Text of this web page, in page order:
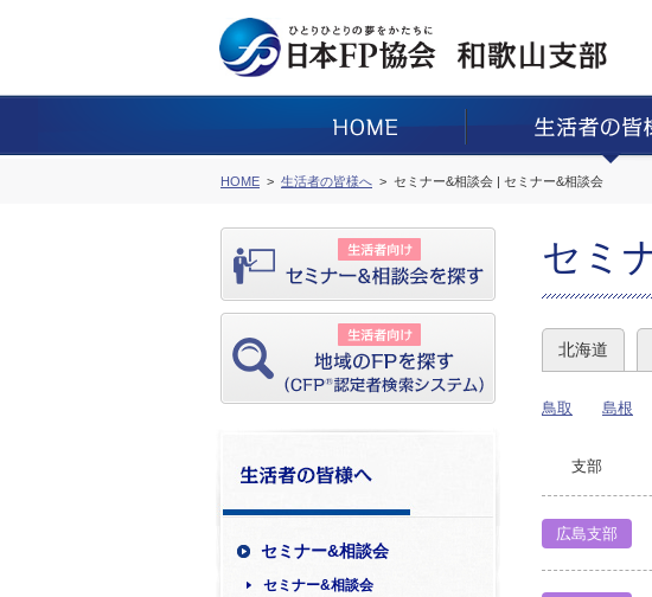
HOME 生活者の皆様へ セミナー&相談会 | セミナー&相談会
セミナー&相談会
セミナー&相談会
セミ
北海道
鳥取 島根
支部
広島支部